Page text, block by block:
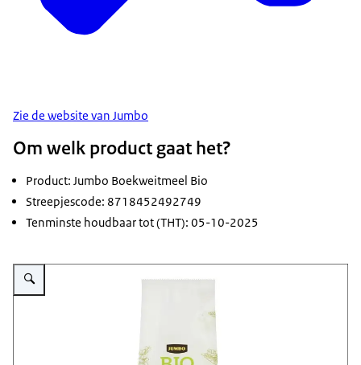
Zie de website van Jumbo
Om welk product gaat het?
Product: Jumbo Boekweitmeel Bio
Streepjescode: 8718452492749
Tenminste houdbaar tot (THT): 05-10-2025
Vergroot afbeelding Pak Boekweitmeel Bio van Jumbo